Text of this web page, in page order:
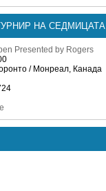
НА СЕДМИЦАТА
Presented by Rogers
/ Монреал, Канада